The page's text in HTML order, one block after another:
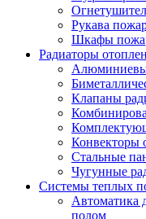
Рукава
Шкафы
Радиаторы
Клапаны
Конвекторы
Стальные
Чугунные
Системы теплых
Автоматика
полом